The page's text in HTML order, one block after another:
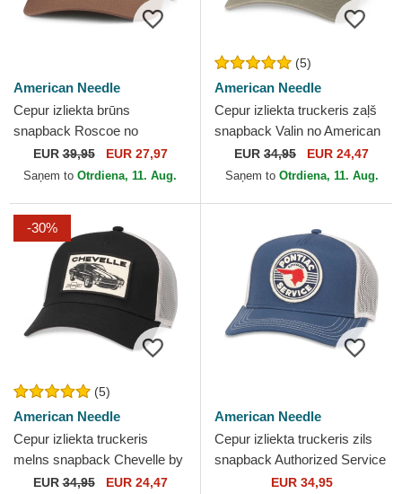
American Needle
Cepur izliekta brūns
snapback Roscoe no
American Needle
EUR39,95 EUR 27,97
Saņem to Otrdiena, 11. Aug.
(5)
American Needle
Cepur izliekta truckeris zaļš
snapback Valin no American
Needle
EUR 34,95 EUR 24,47
Saņem to Otrdiena, 11. Aug.
-30%
(5)
American Needle
Cepur izliekta truckeris
melns snapback Chevelle by
Valin no American Needle
EUR34,95 EUR 24,47
American Needle
Cepur izliekta truckeris zils
snapback Authorized Service
Valin no American Needle
EUR 34,95